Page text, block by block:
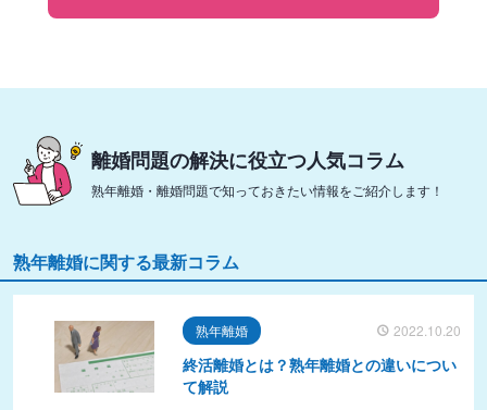
離婚問題の解決に役立つ人気コラム
熟年離婚・離婚問題で知っておきたい情報をご紹介します！
熟年離婚に関する最新コラム
熟年離婚 2022.10.20
終活離婚とは？熟年離婚との違いについ
て解説